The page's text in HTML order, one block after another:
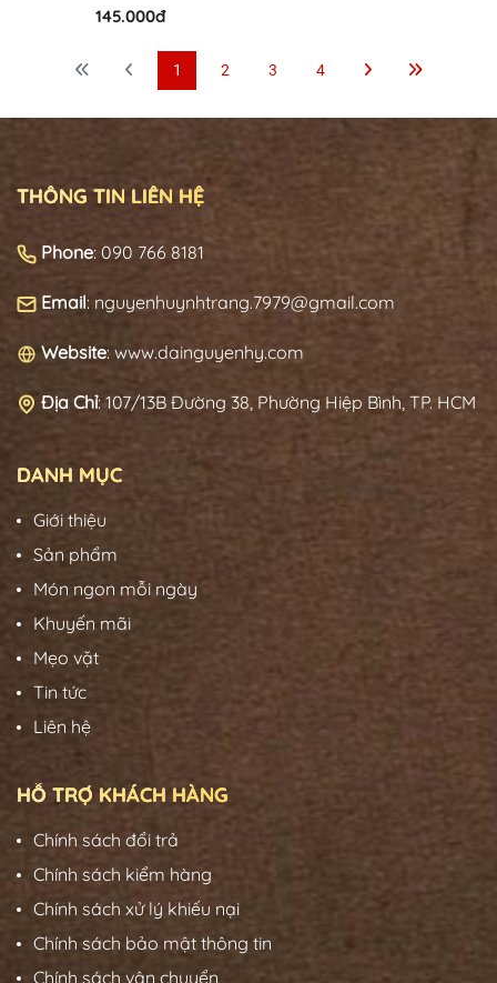
145.000đ
1 2 3 4
THÔNG TIN LIÊN HỆ
Phone: 090 766 8181
Email: nguyenhuynhtrang.7979@gmail.com
Website: www.dainguyenhy.com
Địa Chỉ: 107/13B Đường 38, Phường Hiệp Bình, TP. HCM
DANH MỤC
Giới thiệu
Sản phẩm
Món ngon mỗi ngày
Khuyến mãi
Mẹo vặt
Tin tức
Liên hệ
HỖ TRỢ KHÁCH HÀNG
Chính sách đổi trả
Chính sách kiểm hàng
Chính sách xử lý khiếu nại
Chính sách bảo mật thông tin
Chính sách vận chuyển